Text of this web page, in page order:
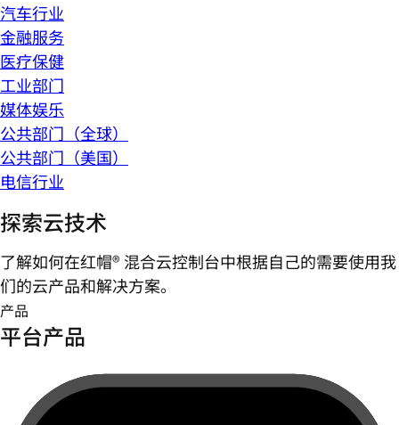
汽车行业
金融服务
医疗保健
工业部门
媒体娱乐
公共部门（全球）
公共部门（美国）
电信行业
探索云技术
了解如何在红帽® 混合云控制台中根据自己的需要使用我
们的云产品和解决方案。
产品
平台产品